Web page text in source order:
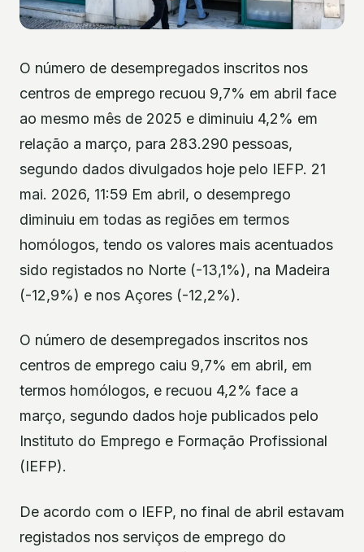
O número de desempregados inscritos nos
centros de emprego recuou 9,7% em abril face
ao mesmo mês de 2025 e diminuiu 4,2% em
relação a março, para 283.290 pessoas,
segundo dados divulgados hoje pelo IEFP. 21
mai. 2026, 11:59 Em abril, o desemprego
diminuiu em todas as regiões em termos
homólogos, tendo os valores mais acentuados
sido registados no Norte (-13,1%), na Madeira
(-12,9%) e nos Açores (-12,2%).
O número de desempregados inscritos nos
centros de emprego caiu 9,7% em abril, em
termos homólogos, e recuou 4,2% face a
março, segundo dados hoje publicados pelo
Instituto do Emprego e Formação Profissional
(IEFP).
De acordo com o IEFP, no final de abril estavam
registados nos serviços de emprego do